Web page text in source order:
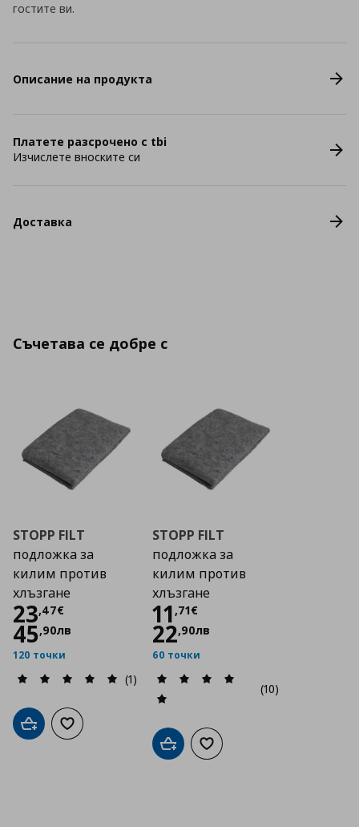
гостите ви.
Описание на продукта
Платете разсрочено с tbi
Изчислете вноските си
Доставка
Съчетава се добре с
STOPP FILT
подложка за
килим против
хлъзгане
23,47€
Цена 23,47 €
45,90лв
120 точки
(1)
Добави в кошницата
Добави към списъка с любими
STOPP FILT
подложка за
килим против
хлъзгане
11 ,71€
Цена
22,90лв
60 точки
(10)
Добави в кошницата
Добави към списъка с